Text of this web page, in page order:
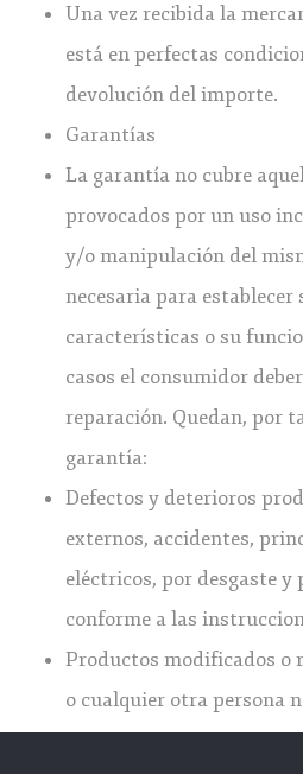
Una vez recibida la
está en perfectas
devolución del importe.
Garantías
La garantía no cubre
provocados por un uso
y/o manipulación del
necesaria para establecer
características o su
casos el consumidor
reparación. Quedan, por
garantía:
Defectos y deterioros
externos, accidentes,
eléctricos, por desgaste
conforme a las
Productos modificados o
o cualquier otra persona